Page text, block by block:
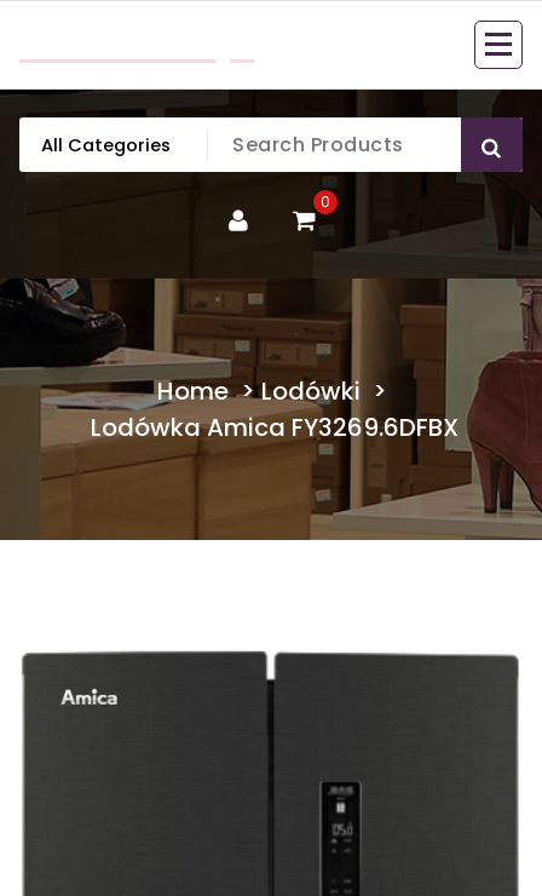
content
0
Home>Lodówki >
Lodówka Amica FY3269.6DFBX